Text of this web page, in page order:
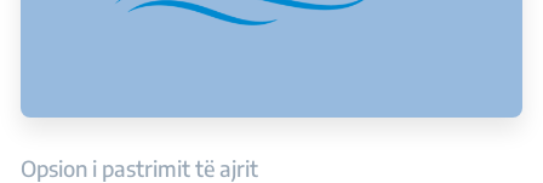
Opsion i pastrimit të ajrit